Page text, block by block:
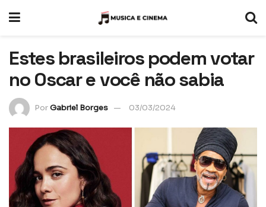
Estes brasileiros podem votar
no Oscar e você não sabia
PorGabriel Borges 03/03/2024